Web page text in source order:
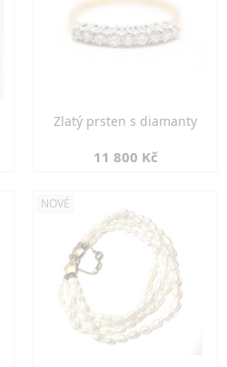
Zlatý prsten s diamanty
11 800 Kč
NOVÉ